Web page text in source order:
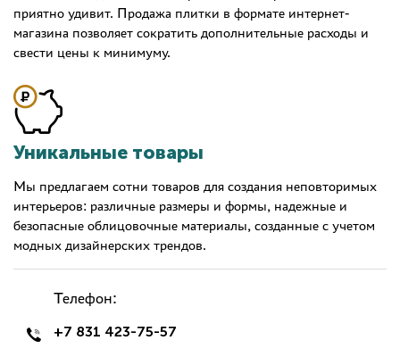
приятно удивит. Продажа плитки в формате интернет-
магазина позволяет сократить дополнительные расходы и
свести цены к минимуму.
Уникальные товары
Мы предлагаем сотни товаров для создания неповторимых
интерьеров: различные размеры и формы, надежные и
безопасные облицовочные материалы, созданные с учетом
модных дизайнерских трендов.
Телефон:
+7 831 423-75-57